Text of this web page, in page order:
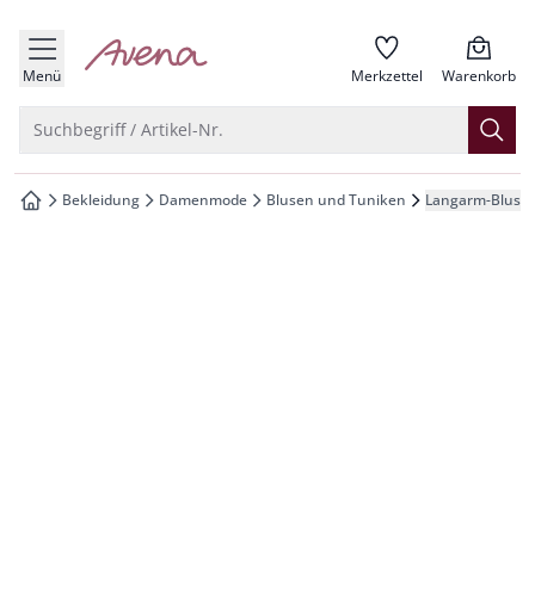
springen
springen
springen
springen
Menü zur Startseite Merkzettel Warenkorb
Suchbegriff / Artikel-Nr.
zur Startseite
Bekleidung Damenmode Blusen und Tuniken Langarm-Bluse